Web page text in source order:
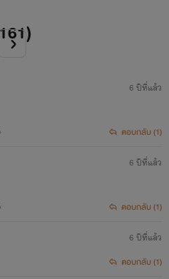
ำซ้ำโดยเปลี่ยนรูปใหม่ ปรับปรุง
นฉบับในส่วนอันเป็นสาระสำคัญ
กรรม ให้หมายความรวมถึง แปล
มหรือรวบรวมวรรณกรรมโดยคัด
แกรมคอมพิวเตอร์ ให้หมายความ
ปรับปรุง แก้ไขเพิ่มเติมโปรแกรม
ะสำคัญ โดยไม่มีลักษณะเป็นการ
)
6 ปีที่แล้ว
ตอบกลับ (1)
6 ปีที่แล้ว
ตอบกลับ (1)
6 ปีที่แล้ว
ตอบกลับ (1)